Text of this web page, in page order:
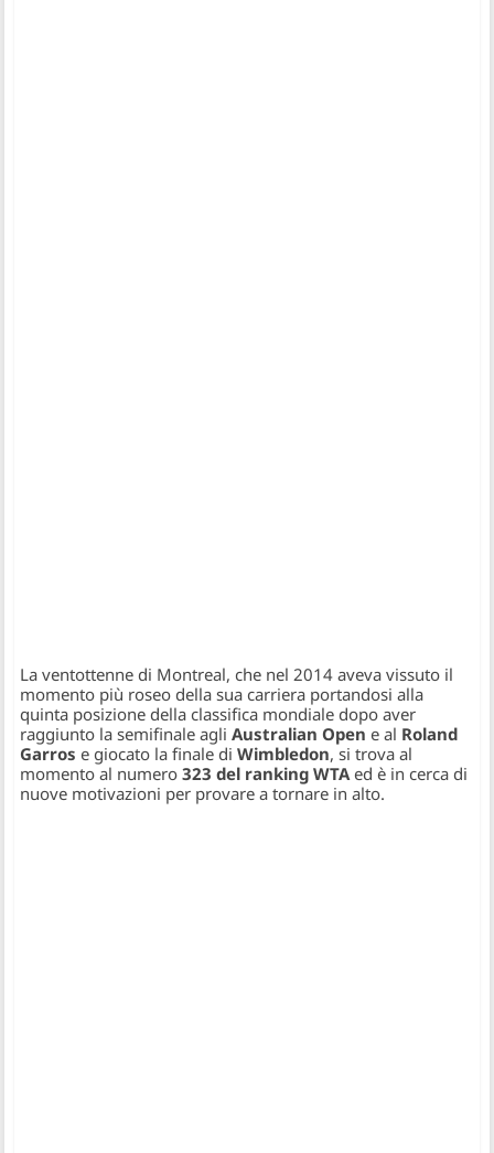
La ventottenne di Montreal, che nel 2014 aveva vissuto il
momento più roseo della sua carriera portandosi alla
quinta posizione della classifica mondiale dopo aver
raggiunto la semifinale agliAustralian Open e al Roland
Garros e giocato la finale diWimbledon, si trova al
momento al numero323 del ranking WTAed è in cerca di
nuove motivazioni per provare a tornare in alto.